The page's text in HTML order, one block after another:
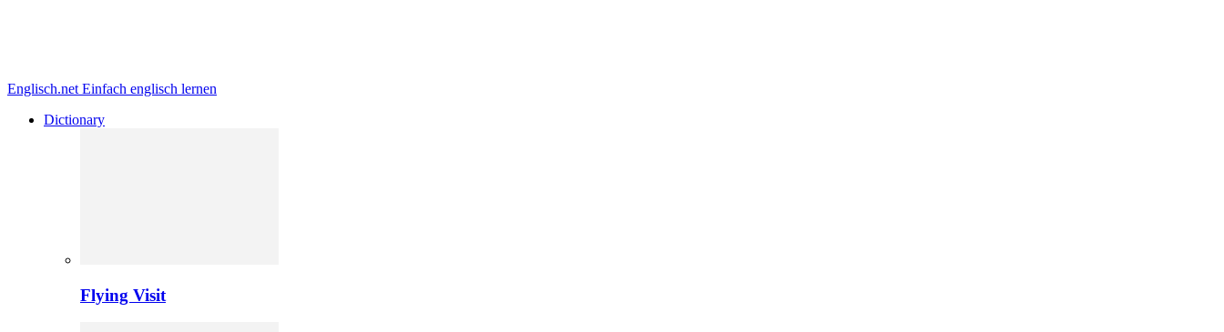
Englisch.net Einfach englisch lernen
Dictionary
Flying Visit